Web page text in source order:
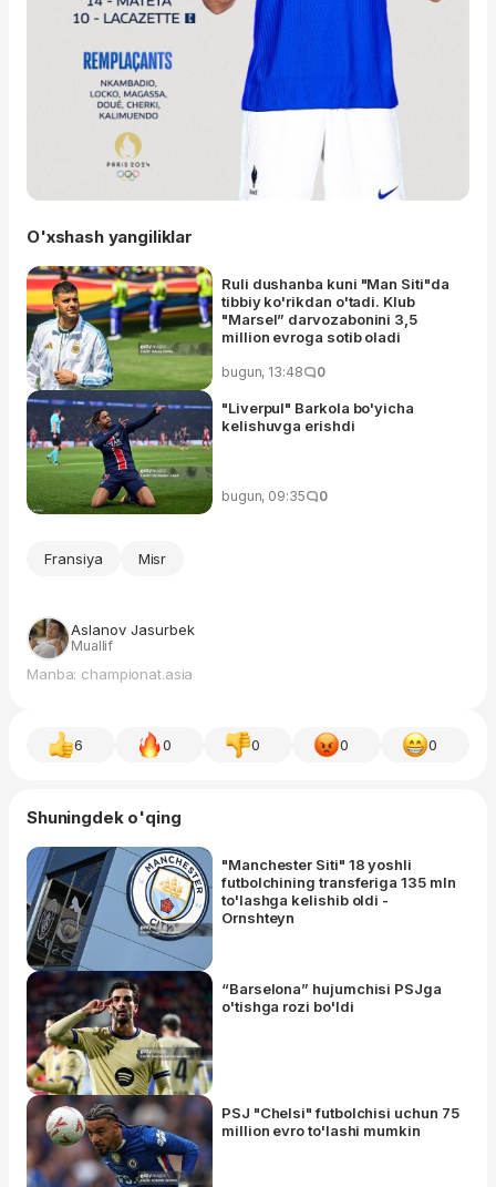
O'xshash yangiliklar
Ruli dushanba kuni "Man Siti"da
tibbiy ko'rikdan o'tadi. Klub
"Marsel” darvozabonini 3,5
million evroga sotib oladi
bugun, 13:48 0
"Liverpul" Barkola bo'yicha
kelishuvga erishdi
bugun, 09:35 0
Fransiya Misr
Aslanov Jasurbek
Muallif
Manba: championat.asia
6 0 0 0 0
Shuningdek o'qing
"Manchester Siti" 18 yoshli
futbolchining transferiga 135 mln
to'lashga kelishib oldi -
Ornshteyn
“Barselona” hujumchisi PSJga
o'tishga rozi bo'ldi
PSJ "Chelsi" futbolchisi uchun 75
million evro to'lashi mumkin